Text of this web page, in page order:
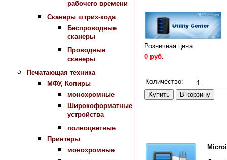
рабочего времени
Сканеры штрих-кода
Беспроводные
сканеры
Проводные
сканеры
Печатающая техника
МФУ, Копиры
монохромные
Широкоформатные
устройства
полноцветные
Принтеры
монохромные
Розничная цена
0 руб.
Количество: